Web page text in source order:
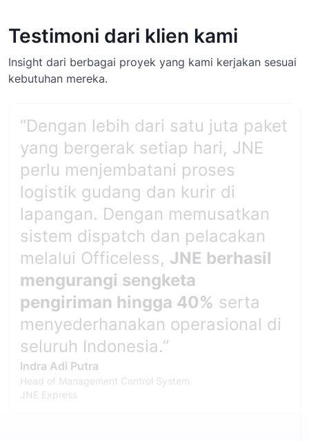
Testimoni dari klien kami
Insight dari berbagai proyek yang kami kerjakan sesuai
kebutuhan mereka.
“Dengan lebih dari satu juta paket
yang bergerak setiap hari, JNE
perlu menjembatani proses
logistik gudang dan kurir di
lapangan. Dengan memusatkan
sistem dispatch dan pelacakan
melalui Officeless, JNE berhasil
mengurangi sengketa
pengiriman hingga 40% serta
menyederhanakan operasional di
seluruh Indonesia.”
Indra Adi Putra
Head of Management Control System
JNE Express